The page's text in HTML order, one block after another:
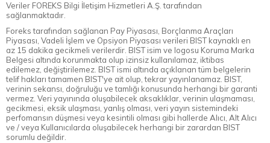
Veriler FOREKS Bilgi İletişim Hizmetleri A.Ş. tarafından
sağlanmaktadır.
Foreks tarafından sağlanan Pay Piyasası, Borçlanma Araçları
Piyasası, Vadeli İşlem ve Opsiyon Piyasası verileri BIST kaynaklı en
az 15 dakika gecikmeli verilerdir. BIST isim ve logosu Koruma Marka
Belgesi altında korunmakta olup izinsiz kullanılamaz, iktibas
edilemez, değiştirilemez. BIST ismi altında açıklanan tüm belgelerin
telif hakları tamamen BIST'ye ait olup, tekrar yayınlanamaz. BIST,
verinin sekansı, doğruluğu ve tamlığı konusunda herhangi bir garanti
vermez. Veri yayınında oluşabilecek aksaklıklar, verinin ulaşmaması,
gecikmesi, eksik ulaşması, yanlış olması, veri yayın sistemindeki
perfomansın düşmesi veya kesintili olması gibi hallerde Alıcı, Alt Alıcı
ve / veya Kullanıcılarda oluşabilecek herhangi bir zarardan BIST
sorumlu değildir.